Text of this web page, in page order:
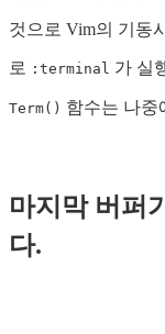
것으로 Vim의 기동
로 :terminal 가 실
Term() 함수는 나중
마지막 버퍼
다.